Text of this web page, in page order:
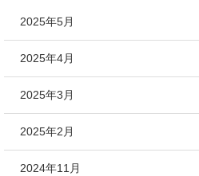
2025年5月
2025年4月
2025年3月
2025年2月
2024年11月